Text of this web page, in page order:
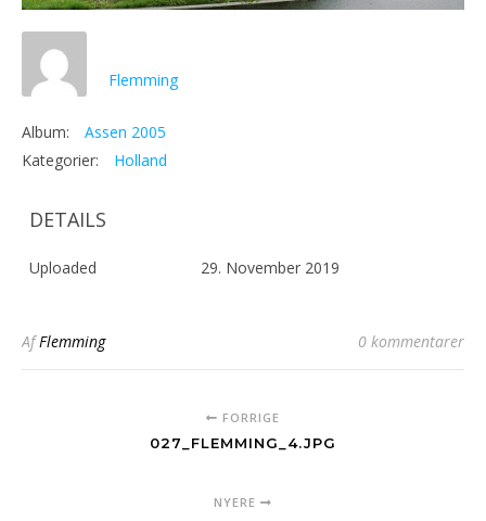
Flemming
Album:
Assen 2005
Kategorier:
Holland
DETAILS
Uploaded 29. November 2019
AfFlemming 0 kommentarer
FORRIGE
027_FLEMMING_4.JPG
NYERE